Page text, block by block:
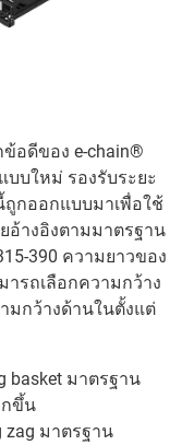
อดีของ e-chain®
บบใหม่ รองรับระยะ
ถูกออกแบบมาเพื่อใช้
อ้างอิงตามมาตรฐาน
390 ความยาวของ
ารถเลือกความกว้าง
มกว้างด้านในตั้งแต่
basket มาตรฐาน
กขึ้น
zag มาตรฐาน